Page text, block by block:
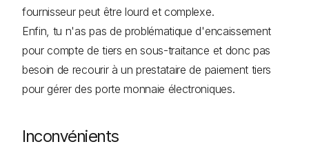
fournisseur peut être lourd et complexe.
Enfin, tu n'as pas de problématique d'encaissement
pour compte de tiers en sous-traitance et donc pas
besoin de recourir à un prestataire de paiement tiers
pour gérer des porte monnaie électroniques.
Inconvénients